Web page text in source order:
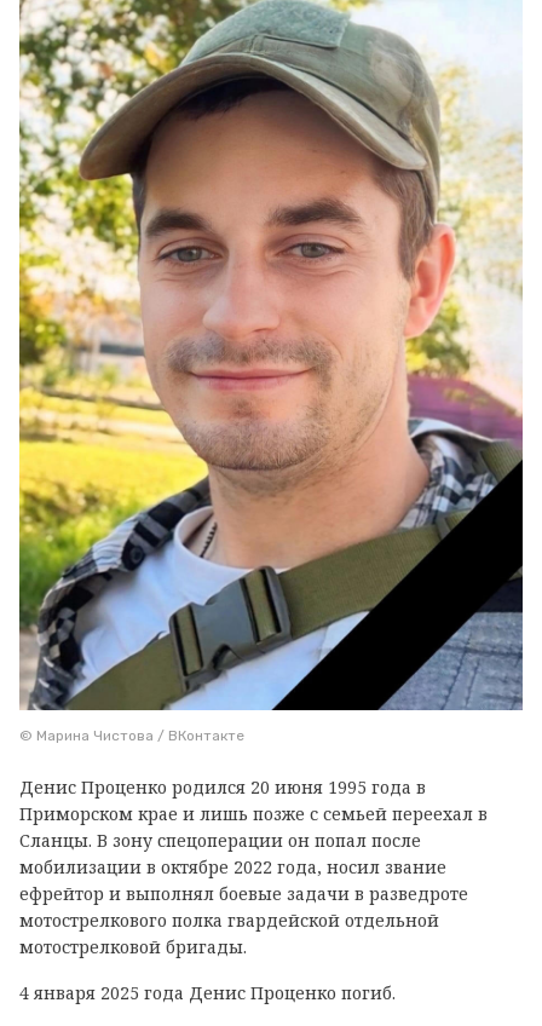
© Марина Чистова / ВКонтакте
Денис Проценко родился 20 июня 1995 года в
Приморском крае и лишь позже с семьей переехал в
Сланцы. В зону спецоперации он попал после
мобилизации в октябре 2022 года, носил звание
ефрейтор и выполнял боевые задачи в разведроте
мотострелкового полка гвардейской отдельной
мотострелковой бригады.
4 января 2025 года Денис Проценко погиб.